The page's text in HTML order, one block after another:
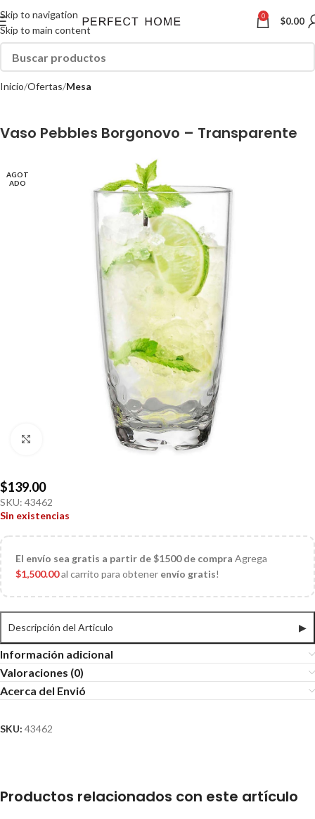
Skip to navigation
Skip to main content
0 $0.00
Inicio Ofertas Mesa
Vaso Pebbles Borgonovo – Transparente
AGOT
ADO
$139.00
SKU: 43462
Sin existencias
El envío sea gratis a partir de $1500 de compra Agrega
$1,500.00al carrito para obtener envío gratis!
Descripción del Articulo ▶
Información adicional
Valoraciones (0)
Acerca del Envió
SKU: 43462
Productos relacionados con este artículo